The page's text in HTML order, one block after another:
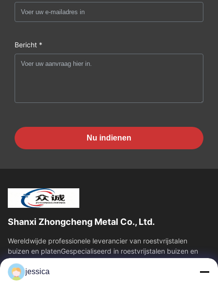
Bericht *
Nu indienen
Shanxi Zhongcheng Metal Co., Ltd.
Wereldwijde professionele leverancier van roestvrijstalen
buizen en platenGespecialiseerd in roestvrijstalen buizen en
platen, en biedt een...
Snelkoppelingen
jessica